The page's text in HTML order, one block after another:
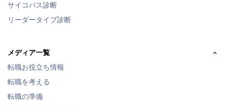
サイコパス診断
リーダータイプ診断
メディア一覧
転職お役立ち情報
転職を考える
転職の準備